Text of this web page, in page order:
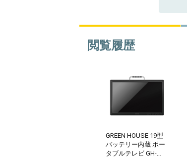
閲覧履歴
GREEN HOUSE 19型
バッテリー内蔵 ポー
タブルテレビ GH-